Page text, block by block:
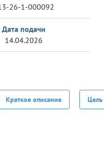
26-1-000092
Дата подачи
14.04.2026
Краткое описание Цель